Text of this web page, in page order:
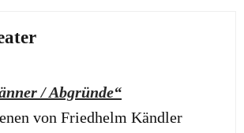
/ Abgründe“
von Friedhelm Kändler